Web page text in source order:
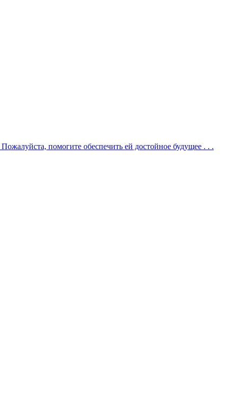
помогите обеспечить ей достойное будущее . . .